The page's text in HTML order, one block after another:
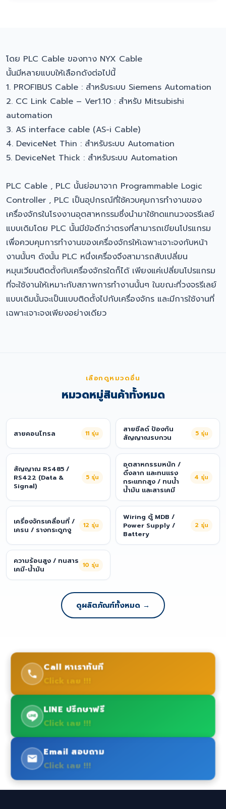
โดย PLC Cable ของทาง NYX Cable
นั้นมีหลายแบบให้เลือกดังต่อไปนี้
1. PROFIBUS Cable : สำหรับระบบ Siemens Automation
2. CC Link Cable – Ver1.10 : สำหรับ Mitsubishi
automation
3. AS interface cable (AS-i Cable)
4. DeviceNet Thin : สำหรับระบบ Automation
5. DeviceNet Thick : สำหรับระบบ Automation
PLC Cable , PLC นั้นย่อมาจาก Programmable Logic
Controller , PLC เป็นอุปกรณ์ที่ใช้ควบคุมการทำงานของ
เครื่องจักรในโรงงานอุตสาหกรรมซึ่งนำมาใช้ทดแทนวงจรรีเลย์
แบบเดิมโดย PLC นั้นมีข้อดีกว่าตรงที่สามารถเขียนโปรแกรม
เพื่อควบคุมการทำงานของเครื่องจักรให้เฉพาะเจาะจงกับหน้า
งานนั้นๆ ดังนั้น PLC หนึ่งเครื่องจึงสามารถสับเปลี่ยน
หมุนเวียนติดตั้งกับเครื่องจักรใดก็ได้ เพียงแค่เปลี่ยนโปรแกรม
ที่จะใช้งานให้เหมาะกับสภาพการทำงานนั้นๆ ในขณะที่วงจรรีเลย์
แบบเดิมนั้นจะเป็นแบบติดตั้งไปกับเครื่องจักร และมีการใช้งานที่
เฉพาะเจาะจงเพียงอย่างเดียว
เลือกดูหมวดอื่น
หมวดหมู่สินค้าทั้งหมด
สายคอนโทรล 11 รุ่น
สายชีลด์ ป้องกัน
สัญญาณรบกวน
5 รุ่น
สัญญาณ RS485 /
RS422 (Data &
Signal)
5 รุ่น
อุตสาหกรรมหนัก /
ดึงลาก และทนแรง
กระแทกสูง / ทนน้ำ
น้ำมัน และสารเคมี
4 รุ่น
เครื่องจักรเคลื่อนที่ /
เครน / รางกระดูกงู
12 รุ่น
Wiring ตู้ MDB /
Power Supply /
Battery
2 รุ่น
ความร้อนสูง / ทนสาร
เคมี-น้ำมัน
10 รุ่น
ดูผลิตภัณฑ์ทั้งหมด →
Call หาเราทันที
Click เลย !!!
LINE ปรึกษาฟรี
Click เลย !!!
Email สอบถาม
Click เลย !!!